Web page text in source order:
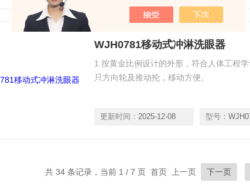
WJH0781移动式冲淋洗眼器
1.按黄金比例设计的外形，符合人体工程
只方向轮及推动抡，移动方便。
更新时间： 2025-12-08 型号：
共 34 条记录，当前 1 / 7 页 首页 上一页 下一页